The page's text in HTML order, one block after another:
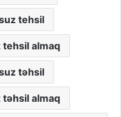
tehsil
tehsil almaq
təhsil
təhsil almaq